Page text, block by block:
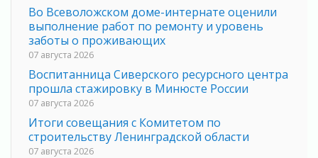
Во Всеволожском доме-интернате оценили
выполнение работ по ремонту и уровень
заботы о проживающих
07 августа 2026
Воспитанница Сиверского ресурсного центра
прошла стажировку в Минюсте России
07 августа 2026
Итоги совещания с Комитетом по
строительству Ленинградской области
07 августа 2026